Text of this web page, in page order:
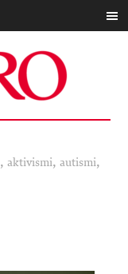
,aktivismi,autismi,